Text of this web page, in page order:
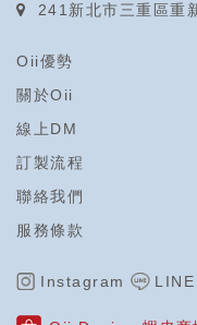
241新北市三重區重
Oii優勢
關於Oii
線上DM
訂製流程
聯絡我們
服務條款
Instagram LINE